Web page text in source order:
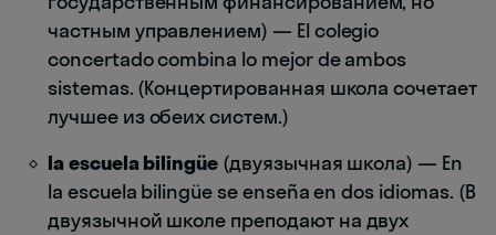
частным управлением) — El colegio
concertado combina lo mejor de ambos
sistemas. (Концертированная школа сочетает
лучшее из обеих систем.)
la escuela bilingüe (двуязычная школа) — En
la escuela bilingüe se enseña en dos idiomas. (В
двуязычной школе преподают на двух